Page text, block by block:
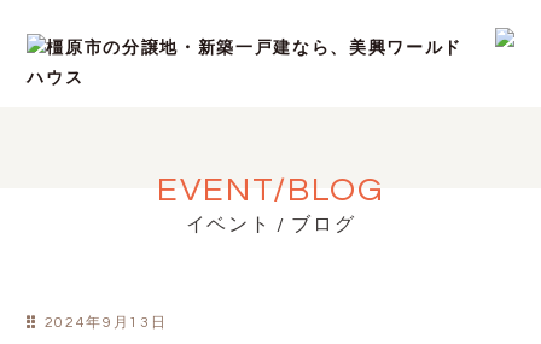
EVENT/BLOG
イベント / ブログ
2024年9月13日